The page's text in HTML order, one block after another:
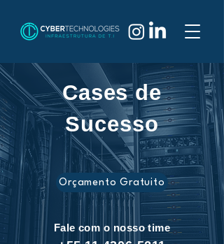
Cases de
Sucesso
Orçamento Gratuito
Fale com o nosso time